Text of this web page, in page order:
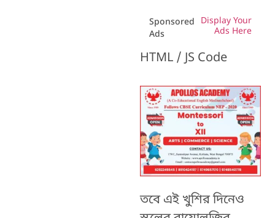
Sponsored
Ads
Display Your
Ads Here
HTML / JS Code
তবে এই খুশির দিনেও